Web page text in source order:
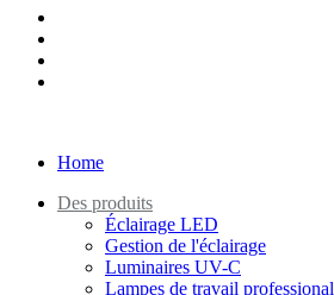
Home
Des produits
Éclairage LED
Gestion de l'éclairage
Luminaires UV-C
Lampes de travail professional